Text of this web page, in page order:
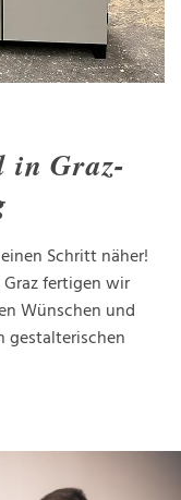
in Graz-
Schritt näher!
fertigen wir
Wünschen und
gestalterischen